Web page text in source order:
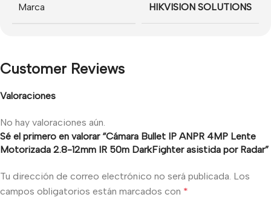
Marca HIKVISION SOLUTIONS
Customer Reviews
Valoraciones
No hay valoraciones aún.
Sé el primero en valorar “Cámara Bullet IP ANPR 4MP Lente
Motorizada 2.8-12mm IR 50m DarkFighter asistida por Radar”
Tu dirección de correo electrónico no será publicada. Los
campos obligatorios están marcados con *